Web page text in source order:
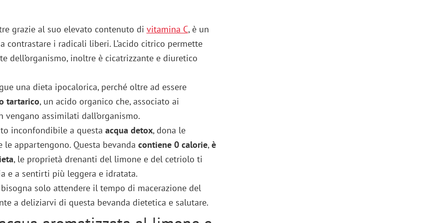
grazie al suo elevato contenuto di vitamina C, è un
i radicali liberi. L’acido citrico permette
dell’organismo, inoltre è cicatrizzante e diuretico
una dieta ipocalorica, perché oltre ad essere
tartarico, un acido organico che, associato ai
assimilati dall’organismo.
inconfondibile a questa acqua detox, dona le
appartengono. Questa bevanda contiene 0 calorie,è
, le proprietà drenanti del limone e del cetriolo ti
e a sentirti più leggera e idratata.
solo attendere il tempo di macerazione del
a deliziarvi di questa bevanda dietetica e salutare.